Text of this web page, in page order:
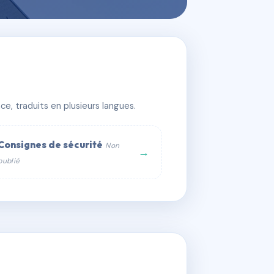
traduits en plusieurs langues.
de sécurité Non
→